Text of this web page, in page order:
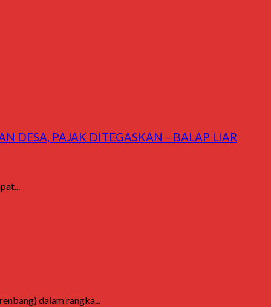
DESA, PAJAK DITEGASKAN – BALAP LIAR
dalam rangka...